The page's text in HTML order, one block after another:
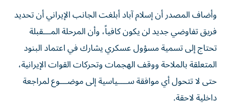
وأضاف المصدر أن إسلام آباد أبلغت الجانب الإيراني أن تحديد
فريق تفاوضي جديد لن يكون كافياً، وأن المرحلة المـــقبلة
تحتاج إلى تسمية مسؤول عسكري يشارك في اعتماد البنود
المتعلقة بالملاحة ووقف الهجمات وتحركات القوات الإيرانية،
حتى لا تتحول أي موافقة ســــياسية إلى موضـــوع لمراجعة
داخلية لاحقة.